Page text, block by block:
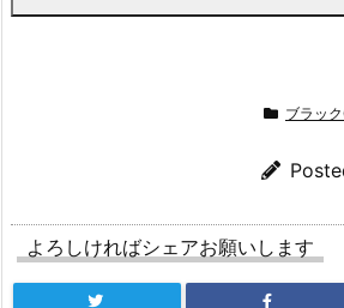
ブラッ
よろしければシェアお願いします